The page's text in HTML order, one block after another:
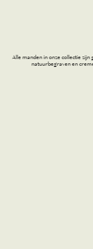
Alle manden in onze collectie zijn
natuurbegraven en